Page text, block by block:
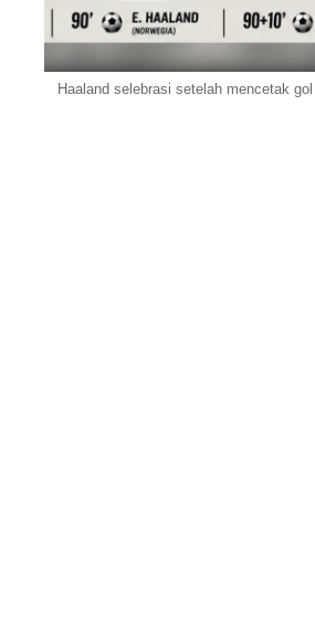
Haaland selebrasi setelah mencetak